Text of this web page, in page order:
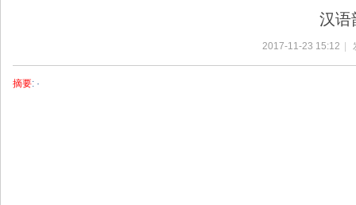
汉语
2017-11-23 15:12
摘要: ·